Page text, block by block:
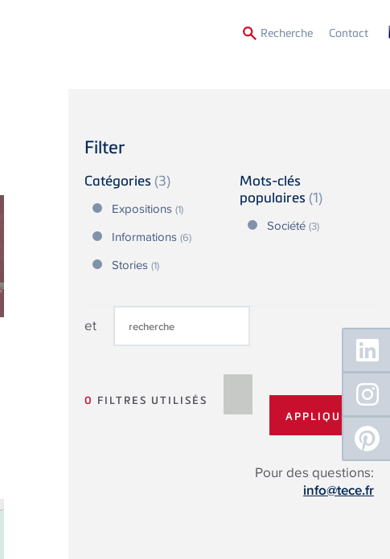
Recherche Contact
Filter
Catégories (3)
Expositions (1)
Informations (6)
Stories (1)
Mots-clés
populaires (1)
Société (3)
et
0 FILTRES UTILISÉS
Pour des questions:
info@tece.fr
Floating